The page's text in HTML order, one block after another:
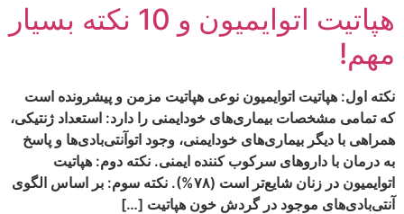
هپاتیت اتوایمیون و 10 نکته بسیار
مهم!
نکته اول: هپاتيت اتوايميون نوعى هپاتيت مزمن و پيشرونده است
كه تمامى مشخصات بيمارى‏‌هاى خودايمنى را دارد: استعداد ژنتيكى،
همراهى با ديگر بيمارى‏‌هاى خودايمنى، وجود اتوآنتى‌‏بادى‌‏ها و پاسخ
به درمان با داروهاى سركوب كننده ايمنى. نکته دوم: هپاتیت
اتوایمیون در زنان شايع‏‌تر است (۷۸%). نکته سوم: بر اساس الگوى
آنتى‌‏بادى‏‌هاى موجود در گردش خون هپاتيت […]